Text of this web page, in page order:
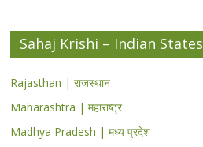
Sahaj Krishi – Indian States
Rajasthan | राजस्थान
Maharashtra | महाराष्ट्र
Madhya Pradesh | मध्य प्रदेश